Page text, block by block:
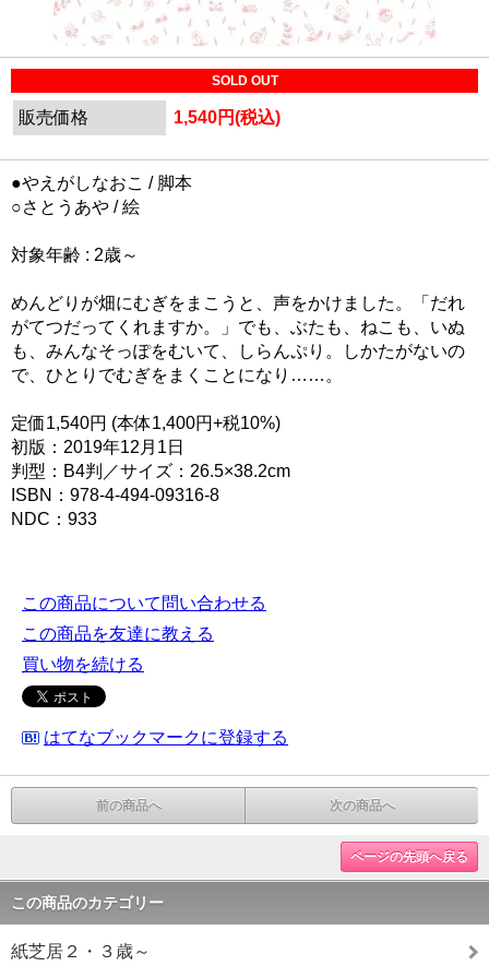
SOLD OUT
販売価格 1,540円(税込)
●やえがしなおこ / 脚本
○さとうあや / 絵
対象年齢 : 2歳～
めんどりが畑にむぎをまこうと、声をかけました。「だれ
がてつだってくれますか。」でも、ぶたも、ねこも、いぬ
も、みんなそっぽをむいて、しらんぷり。しかたがないの
で、ひとりでむぎをまくことになり……。
定価1,540円 (本体1,400円+税10%)
初版：2019年12月1日
判型：B4判／サイズ：26.5×38.2cm
ISBN：978-4-494-09316-8
NDC：933
この商品について問い合わせる
この商品を友達に教える
買い物を続ける
はてなブックマークに登録する
前の商品へ 次の商品へ
ページの先頭へ戻る
この商品のカテゴリー
紙芝居２・３歳～